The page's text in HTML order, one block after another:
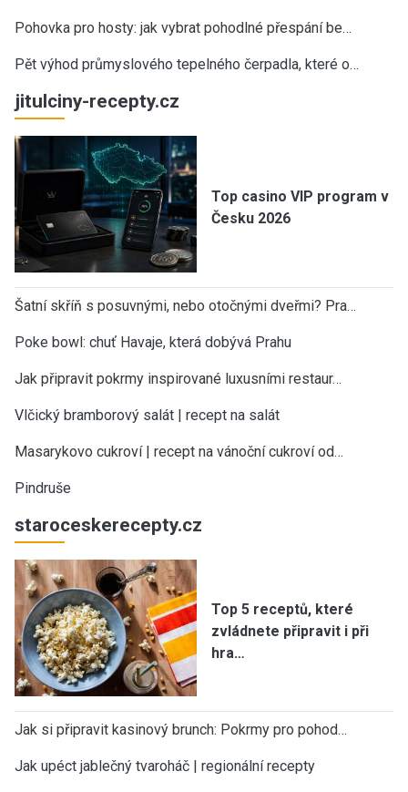
Pohovka pro hosty: jak vybrat pohodlné přespání be…
Pět výhod průmyslového tepelného čerpadla, které o…
jitulciny-recepty.cz
Top casino VIP program v
Česku 2026
Šatní skříň s posuvnými, nebo otočnými dveřmi? Pra…
Poke bowl: chuť Havaje, která dobývá Prahu
Jak připravit pokrmy inspirované luxusními restaur…
Vlčický bramborový salát | recept na salát
Masarykovo cukroví | recept na vánoční cukroví od…
Pindruše
staroceskerecepty.cz
Top 5 receptů, které
zvládnete připravit i při
hra…
Jak si připravit kasinový brunch: Pokrmy pro pohod…
Jak upéct jablečný tvaroháč | regionální recepty